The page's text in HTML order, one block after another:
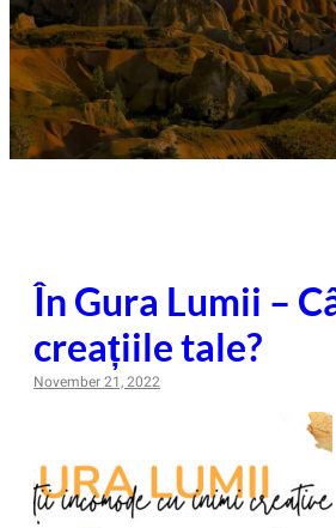
În Gura Lumii –
creațiile tale?
November 21, 2022